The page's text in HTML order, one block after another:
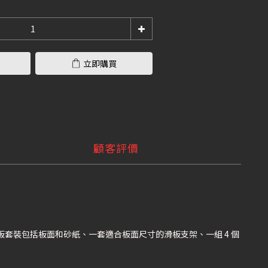
立即購買
顧客評價
裝包括板面和砂紙、一套適合板面尺寸的滑板支架、一組 4 個